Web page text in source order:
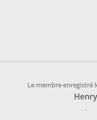
Le membre enregistré
Henry
.